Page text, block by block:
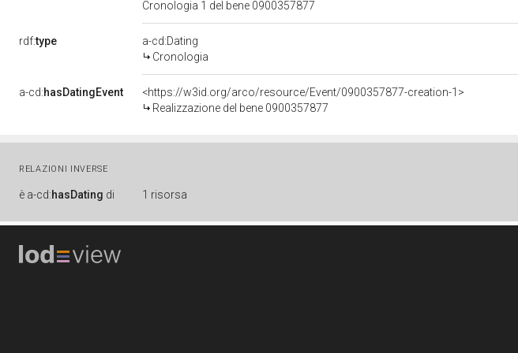
Cronologia 1 del bene 0900357877
rdf:type
a-cd:Dating
Cronologia
a-cd:hasDatingEvent
<https://w3id.org/arco/resource/Event/0900357877-creation-1>
Realizzazione del bene 0900357877
RELAZIONI INVERSE
è a-cd:hasDating di 1 risorsa